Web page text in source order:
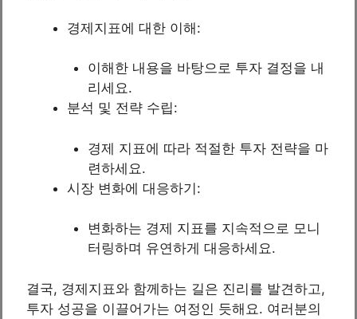
경제지표에 대한 이해:
이해한 내용을 바탕으로 투자 결정을 내
리세요.
분석 및 전략 수립:
경제 지표에 따라 적절한 투자 전략을 마
련하세요.
시장 변화에 대응하기:
변화하는 경제 지표를 지속적으로 모니
터링하며 유연하게 대응하세요.
결국, 경제지표와 함께하는 길은 진리를 발견하고,
투자 성공을 이끌어가는 여정인 듯해요. 여러분의